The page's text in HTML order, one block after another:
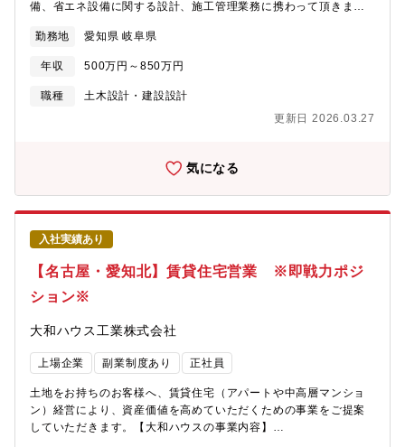
備、省エネ設備に関する設計、施工管理業務に携わって頂きま
ります。※全国総合職の場合には北海道、東北、関東、中部、近
畿、中国、四国、九州、沖縄など全国の事業所へ将来的な転勤の
可能性がございます。（※初任地は希望考慮します）【中部の事
業所】
勤務地 愛知県 岐阜県
年収 500万円～850万円
職種
土木設計・建設設計
更新日 2026.03.27
気になる
入社実績あり
【名古屋・愛知北】賃貸住宅営業 ※即戦力ポジ
ション※
大和ハウス工業株式会社
上場企業 副業制度あり 正社員
土地をお持ちのお客様へ、賃貸住宅（アパートや中高層マンショ
ン）経営により、資産価値を高めていただくための事業をご提案
していただきます。【大和ハウスの事業内容】